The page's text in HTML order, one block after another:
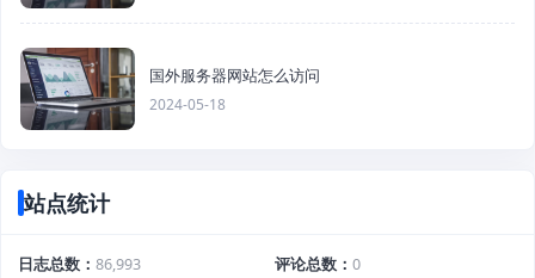
国外服务器网站怎么访问
2024-05-18
站点统计
日志总数 86,993 评论总数
0